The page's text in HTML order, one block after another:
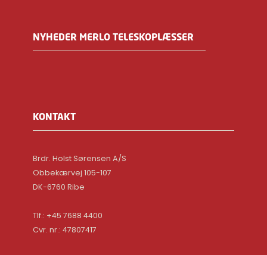
NYHEDER MERLO TELESKOPLÆSSER
KONTAKT
Brdr. Holst Sørensen A/S
Obbekærvej 105-107
DK-6760 Ribe
Tlf.: +45 7688 4400
Cvr. nr.: 47807417